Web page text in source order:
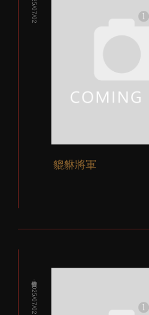
貔貅將軍
發佈：2025/07/02